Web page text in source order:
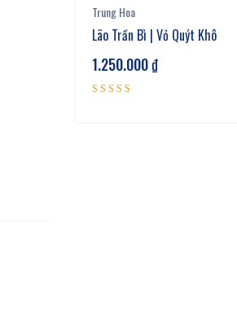
Trung Hoa
Lão Trần Bì | Vỏ Quýt Khô
1.250.000₫